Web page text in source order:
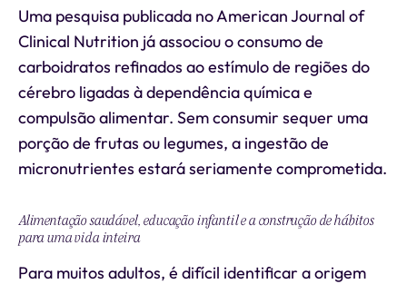
Uma pesquisa publicada no American Journal of
Clinical Nutrition já associou o consumo de
carboidratos refinados ao estímulo de regiões do
cérebro ligadas à dependência química e
compulsão alimentar. Sem consumir sequer uma
porção de frutas ou legumes, a ingestão de
micronutrientes estará seriamente comprometida.
Alimentação saudável, educação infantil e a construção de hábitos
para uma vida inteira
Para muitos adultos, é difícil identificar a origem